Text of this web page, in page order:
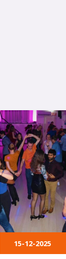
15-12-2025